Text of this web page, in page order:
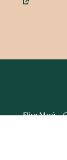
Elise Macé –